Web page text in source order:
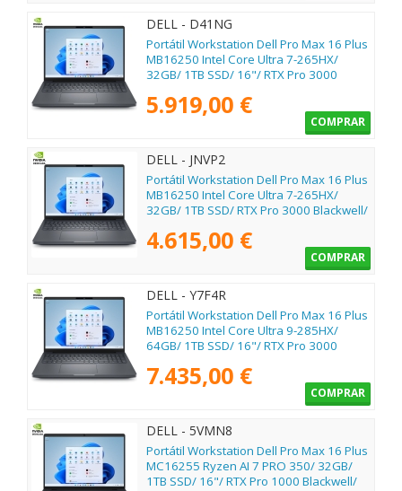
DELL - D41NG
Portátil Workstation Dell Pro Max 16 Plus
MB16250 Intel Core Ultra 7-265HX/
32GB/ 1TB SSD/ 16"/ RTX Pro 3000
5.919,00 €
COMPRAR
DELL - JNVP2
Portátil Workstation Dell Pro Max 16 Plus
MB16250 Intel Core Ultra 7-265HX/
32GB/ 1TB SSD/ RTX Pro 3000 Blackwell/
4.615,00 €
COMPRAR
DELL - Y7F4R
Portátil Workstation Dell Pro Max 16 Plus
MB16250 Intel Core Ultra 9-285HX/
64GB/ 1TB SSD/ 16"/ RTX Pro 3000
7.435,00 €
COMPRAR
DELL - 5VMN8
Portátil Workstation Dell Pro Max 16 Plus
MC16255 Ryzen AI 7 PRO 350/ 32GB/
1TB SSD/ 16"/ RTX Pro 1000 Blackwell/